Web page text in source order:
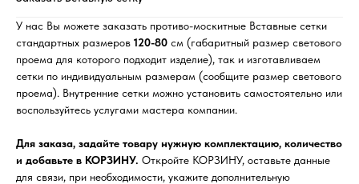
У нас Вы можете заказать противо-москитные Вставные сетки
стандартных размеров 120-80 см (габаритный размер светового
проема для которого подходит изделие), так и изготавливаем
сетки по индивидуальным размерам (сообщите размер светового
проема). Внутренние сетки можно установить самостоятельно или
воспользуйтесь услугами мастера компании.
Для заказа, задайте товару нужную комплектацию, количество
и добавьте в КОРЗИНУ. Откройте КОРЗИНУ, оставьте данные
для связи, при необходимости, укажите дополнительную